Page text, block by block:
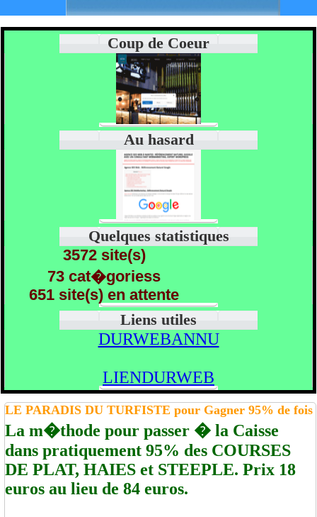
Coup de Coeur
Au hasard
Quelques statistiques
3572 site(s)
73 cat�goriess
651 site(s) en attente
Liens utiles
DURWEBANNU
LIENDURWEB
LE PARADIS DU TURFISTE pour Gagner 95% de fois
La m�thode pour passer � la Caisse
dans pratiquement 95% des COURSES
DE PLAT, HAIES et STEEPLE. Prix 18
euros au lieu de 84 euros.